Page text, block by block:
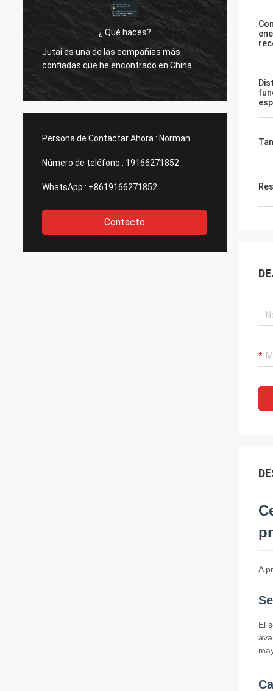
¿ Qué haces?
Jutai es una de las compañías más
confiadas que he encontrado en China.
Hola
te lo
Persona de Contactar Ahora : Norman
Número de teléfono : 19166271852
WhatsApp : +8619166271852
Contacto
A
El